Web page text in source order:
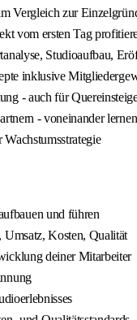
Vergleich zur
vom ersten Tag
Studioaufbau,
inklusive
- auch für
- voneinander
und führen
Umsatz, Kosten, Qualität
deiner Mitarbeiter